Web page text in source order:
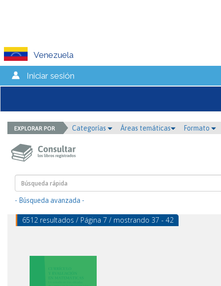
Venezuela
Iniciar sesión
Categorías Áreas temáticas Formato
- Búsqueda avanzada -
6512 resultados / Página 7 / mostrando 37 - 42